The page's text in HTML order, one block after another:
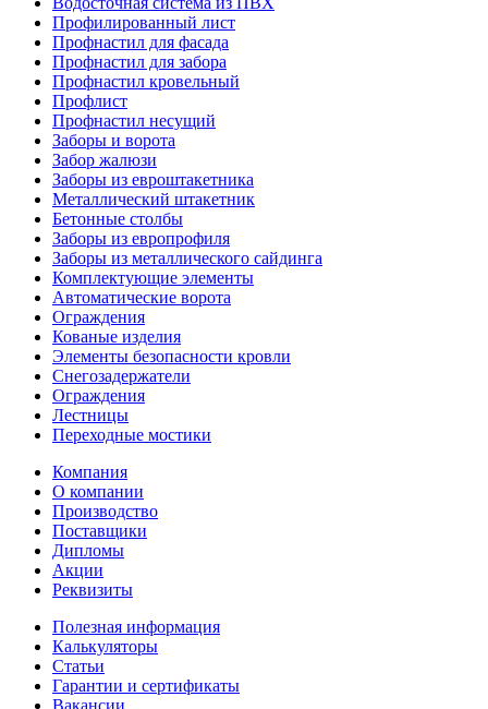
Профилированный лист
Профнастил для фасада
Профнастил для забора
Профнастил кровельный
Профлист
Профнастил несущий
Заборы и ворота
Забор жалюзи
Заборы из евроштакетника
Металлический штакетник
Бетонные столбы
Заборы из европрофиля
Заборы из металлического сайдинга
Комплектующие элементы
Автоматические ворота
Ограждения
Кованые изделия
Элементы безопасности кровли
Снегозадержатели
Ограждения
Лестницы
Переходные мостики
Компания
О компании
Производство
Поставщики
Дипломы
Акции
Реквизиты
Полезная информация
Калькуляторы
Статьи
Гарантии и сертификаты
Вакансии